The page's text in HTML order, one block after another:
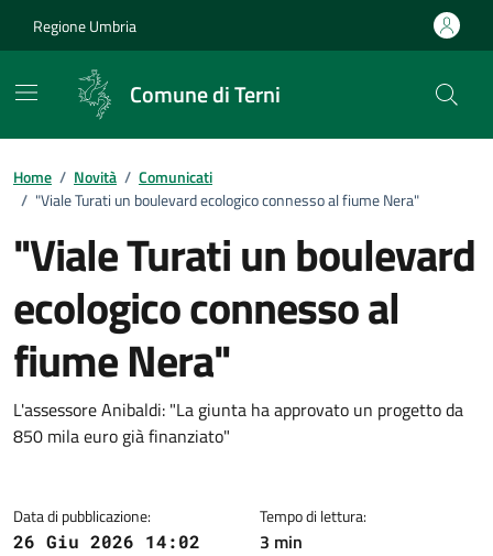
Regione Umbria
Comune di Terni
Home / Novità / Comunicati
/ "Viale Turati un boulevard ecologico connesso al fiume Nera"
"Viale Turati un boulevard
ecologico connesso al
fiume Nera"
Dettagli della notizia
L'assessore Anibaldi: "La giunta ha approvato un progetto da
850 mila euro già finanziato"
Data di pubblicazione:
26 Giu 2026 14:02
Tempo di lettura:
3 min